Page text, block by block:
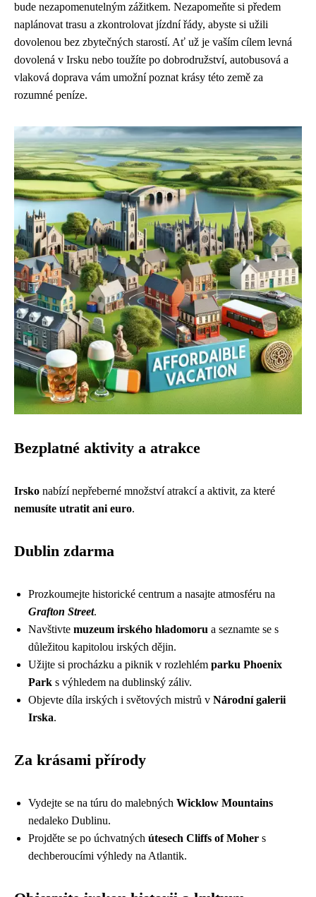
bude nezapomenutelným zážitkem. Nezapomeňte si předem
naplánovat trasu a zkontrolovat jízdní řády, abyste si užili
dovolenou bez zbytečných starostí. Ať už je vaším cílem levná
dovolená v Irsku nebo toužíte po dobrodružství, autobusová a
vlaková doprava vám umožní poznat krásy této země za
rozumné peníze.
Bezplatné aktivity a atrakce
Irsko nabízí nepřeberné množství atrakcí a aktivit, za které
nemusíte utratit ani euro.
Dublin zdarma
Prozkoumejte historické centrum a nasajte atmosféru na
Grafton Street.
Navštivte muzeum irského hladomoru a seznamte se s
důležitou kapitolou irských dějin.
Užijte si procházku a piknik v rozlehlém parku Phoenix
Park s výhledem na dublinský záliv.
Objevte díla irských i světových mistrů v Národní galerii
Irska.
Za krásami přírody
Vydejte se na túru do malebných Wicklow Mountains
nedaleko Dublinu.
Projděte se po úchvatných útesech Cliffs of Moher s
dechberoucími výhledy na Atlantik.